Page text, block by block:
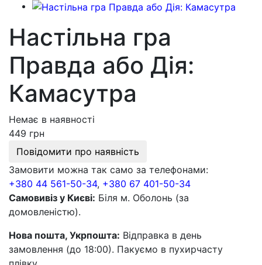
Настільна гра
Правда або Дія:
Камасутра
Немає в наявності
449 грн
Повідомити про наявність
Замовити можна так само за телефонами:
+380 44 561-50-34, +380 67 401-50-34
Самовивіз у Києві: Біля м. Оболонь (за
домовленістю).
Нова пошта, Укрпошта: Відправка в день
замовлення (до 18:00). Пакуємо в пухирчасту